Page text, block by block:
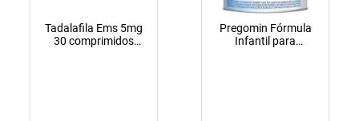
Tadalafila Ems 5mg
30 comprimidos
Pregomin Fórmula
Infantil para